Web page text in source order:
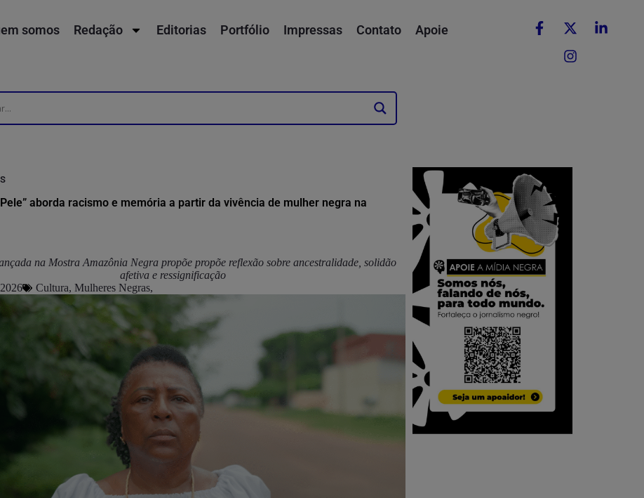
somos Redação Editorias Portfólio Impressas Contato Apoie
aborda racismo e memória a partir da vivência de mulher negra na
na Mostra Amazônia Negra propõe propõe reflexão sobre ancestralidade, solidão
afetiva e ressignificação
Cultura, Mulheres Negras,